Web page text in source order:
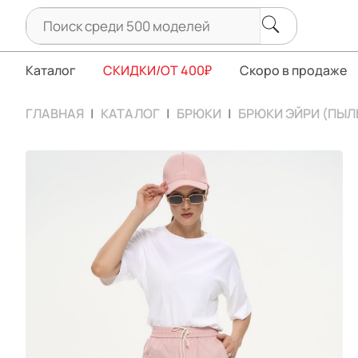
Каталог СКИДКИ/ОТ 400₽ Скоро в продаже
ГЛАВНАЯ КАТАЛОГ БРЮКИ БРЮКИ ЭЙРИ